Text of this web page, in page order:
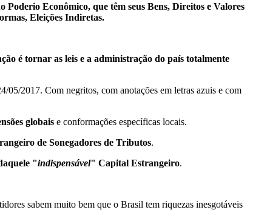
Poderio Econômico, que têm seus Bens, Direitos e Valores
Eleições Indiretas.
é tornar as leis e a administração do país totalmente
05/2017. Com negritos, com anotações em letras azuis e com
globais e conformações específicas locais.
de Sonegadores de Tributos.
"indispensável" Capital Estrangeiro.
sabem muito bem que o Brasil tem riquezas inesgotáveis